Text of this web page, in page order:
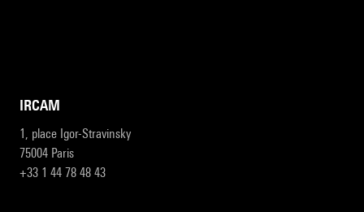
IRCAM
1, place Igor-Stravinsky
75004 Paris
+33 1 44 78 48 43